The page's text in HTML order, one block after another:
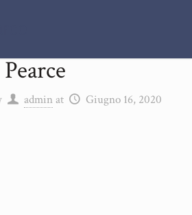
adminat Giugno 16, 2020